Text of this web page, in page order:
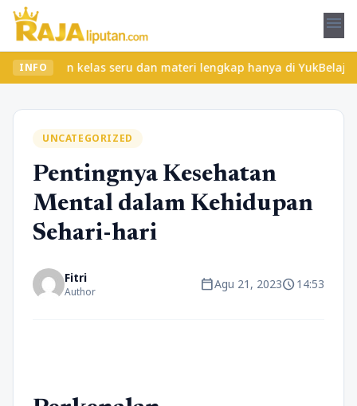
menu
INFO
kelas seru dan materi lengkap hanya di
UNCATEGORIZED
Pentingnya Kesehatan
Mental dalam Kehidupan
Sehari-hari
Fitri
Author calendar_todayAgu 21, 2023schedule14:53